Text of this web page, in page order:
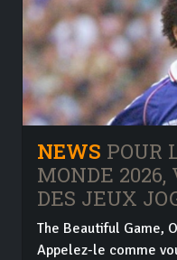
NEWS POUR
MONDE 2026,
DES JEUX
The Beautiful Game,
Appelez-le comme